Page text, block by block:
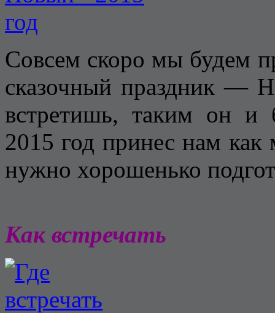
Совсем скоро мы будем
сказочный праздник —
встретишь, таким он и
2015 год принес нам
нужно хорошенько
Как встречать